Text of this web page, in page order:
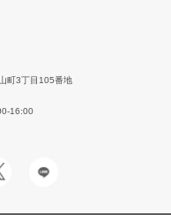
町3丁目105番地
16:00